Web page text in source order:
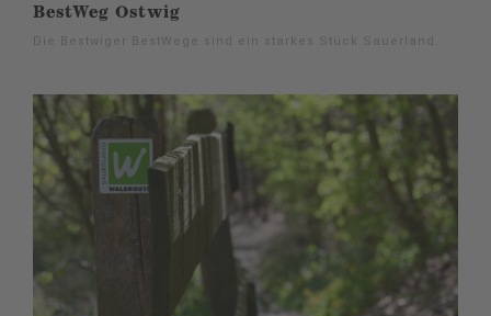
BestWeg Ostwig
Die Bestwiger BestWege sind ein starkes Stück Sauerland.